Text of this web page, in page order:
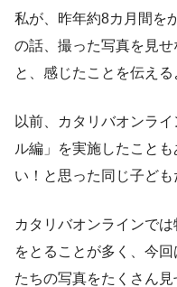
私が、昨年約8カ月間を
の話、撮った写真を見
と、感じたことを伝える
以前、カタリバオンラ
ル編」を実施したこと
い！と思った同じ子ども
カタリバオンラインで
をとることが多く、今
たちの写真をたくさん見